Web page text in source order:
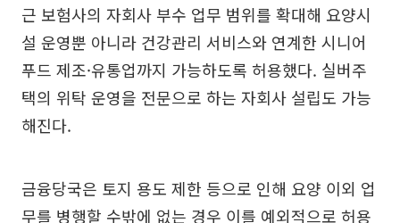
근 보험사의 자회사 부수 업무 범위를 확대해 요양시
설 운영뿐 아니라 건강관리 서비스와 연계한 시니어
푸드 제조·유통업까지 가능하도록 허용했다. 실버주
택의 위탁 운영을 전문으로 하는 자회사 설립도 가능
해진다.
금융당국은 토지 용도 제한 등으로 인해 요양 이외 업
무를 병행할 수밖에 없는 경우 이를 예외적으로 허용